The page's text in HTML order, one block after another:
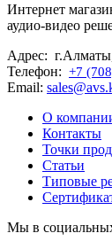
Интернет
аудио-видео
Адрес:
Телефон: +7
Email:
О
Контакты
Точки
Статьи
Типовые
Мы в